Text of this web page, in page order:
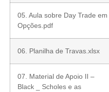
05. Aula sobre Day Trade em
Opções.pdf
06. Planilha de Travas.xlsx
07. Material de Apoio II –
Black _ Scholes e as